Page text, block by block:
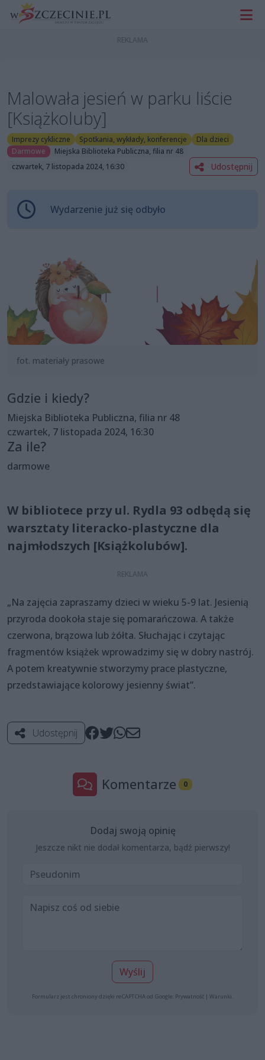
Malowała jesień w parku liście
[Książkoluby]
Imprezy cykliczne Spotkania, wykłady, konferencje
Dla dzieci
Darmowe
Miejska Biblioteka Publiczna, filia nr 48
czwartek, 7 listopada 2024, 16:30
Udostępnij
Wydarzenie już się odbyło
fot. materiały prasowe
Gdzie i kiedy?
Miejska Biblioteka Publiczna, filia nr 48
czwartek, 7 listopada 2024, 16:30
Za ile?
darmowe
W bibliotece przy ul. Rydla 93 odbędą się
warsztaty literacko-plastyczne dla
najmłodszych [Książkolubów].
„Na zajęcia zapraszamy dzieci w wieku 5-9 lat. Jesienią
przyroda dookoła staje się pomarańczowa. A także
czerwona, brązowa lub żółta. Słuchając i czytając
fragmentów książek wprowadzimy się w dobry nastrój.
A potem kreatywnie stworzymy prace plastyczne,
przedstawiające kolorowy jesienny świat”.
Udostępnij
Komentarze 0
Dodaj swoją opinię
Jeszcze nikt nie dodał komentarza, bądź pierwszy!
Wyślij
Formularz jest chroniony dzięki reCAPTCHA od Google: Prywatność | Warunki